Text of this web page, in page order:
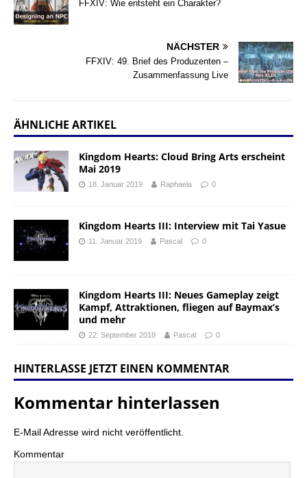
FFXIV: Wie entsteht ein Charakter?
NÄCHSTER
FFXIV: 49. Brief des Produzenten –
Zusammenfassung Live
ÄHNLICHE ARTIKEL
Kingdom Hearts: Cloud Bring Arts erscheint
Mai 2019
18. Januar 2019 Raphaela 0
Kingdom Hearts III: Interview mit Tai Yasue
11. Januar 2019 Pascal 0
Kingdom Hearts III: Neues Gameplay zeigt
Kampf, Attraktionen, fliegen auf Baymax’s
und mehr
22. September 2018 Pascal 0
HINTERLASSE JETZT EINEN KOMMENTAR
Kommentar hinterlassen
E-Mail Adresse wird nicht veröffentlicht.
Kommentar